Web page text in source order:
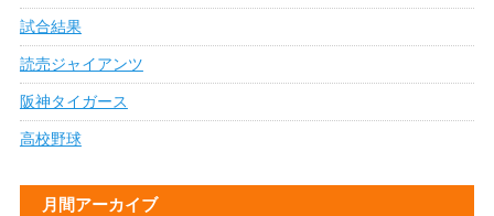
試合結果
読売ジャイアンツ
阪神タイガース
高校野球
月間アーカイブ